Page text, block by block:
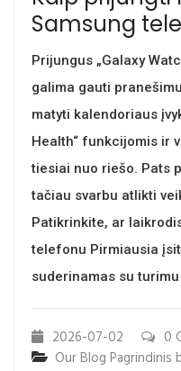
Samsung
Prijungus „Galaxy
galima gauti
matyti kalendoriaus
Health“ funkcijomis ir
tiesiai nuo riešo. Pats
tačiau svarbu atlikti
Patikrinkite, ar
telefonu Pirmiausia
suderinamas su
2026-07-02
0
Our Blog Pagrindinis